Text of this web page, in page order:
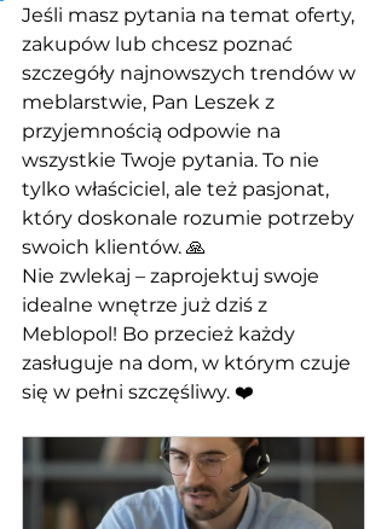
Jeśli masz pytania na temat oferty,
zakupów lub chcesz poznać
szczegóły najnowszych trendów w
meblarstwie, Pan Leszek z
przyjemnością odpowie na
wszystkie Twoje pytania. To nie
tylko właściciel, ale też pasjonat,
który doskonale rozumie potrzeby
swoich klientów. 🙏
Nie zwlekaj – zaprojektuj swoje
idealne wnętrze już dziś z
Meblopol! Bo przecież każdy
zasługuje na dom, w którym czuje
się w pełni szczęśliwy. ❤️